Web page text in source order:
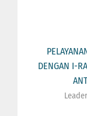
DENGAN I-